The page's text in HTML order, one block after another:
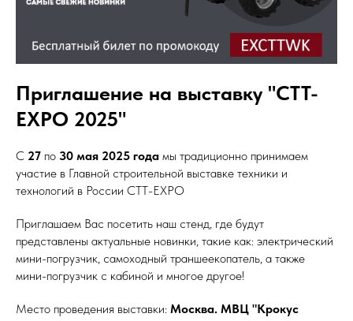
Приглашение на выставку "CTT-
EXPO 2025"
С 27 по 30 мая 2025 года мы традиционно принимаем
участие в Главной строительной выставке техники и
технологий в России CTT-EXPO
Приглашаем Вас посетить наш стенд, где будут
представлены актуальные новинки, такие как: электрический
мини-погрузчик, самоходный траншеекопатель, а также
мини-погрузчик с кабиной и многое другое!
Место проведения выставки: Москва. МВЦ "Крокус